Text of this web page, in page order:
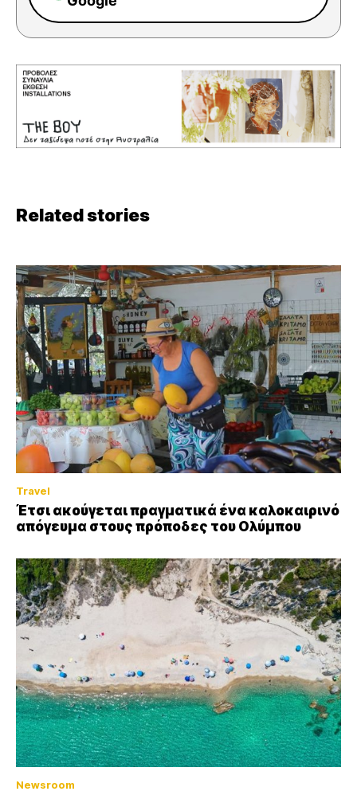
Related stories
Travel
Έτσι ακούγεται πραγματικά ένα καλοκαιρινό
απόγευμα στους πρόποδες του Ολύμπου
Newsroom